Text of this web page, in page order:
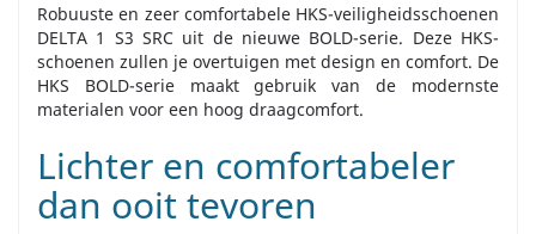
Robuuste en zeer comfortabele HKS-veiligheidsschoenen
DELTA 1 S3 SRC uit de nieuwe BOLD-serie. Deze HKS-
schoenen zullen je overtuigen met design en comfort. De
HKS BOLD-serie maakt gebruik van de modernste
materialen voor een hoog draagcomfort.
Lichter en comfortabeler
dan ooit tevoren